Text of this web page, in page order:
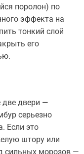
поролон) по
эффекта на
тонкий слой
его
две двери —
серьезно
Если это
штору или
сильных морозов —